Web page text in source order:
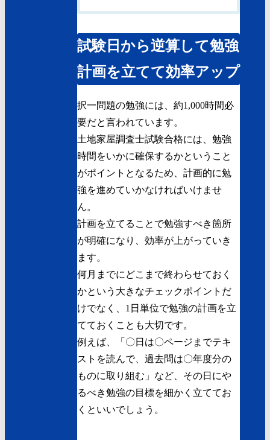
試験日から逆算して勉強
計画を立てて効率アップ
択一問題の勉強には、約1,000時間必
要だと言われています。
土地家屋調査士試験合格には、勉強
時間をいかに確保するかということ
がポイントとなるため、計画的に勉
強を進めていかなければいけませ
ん。
計画を立てることで勉強すべき箇所
が明確になり、効率が上がっていき
ます。
何月までにどこまで終わらせておく
かという大きなチェックポイントだ
けでなく、1日単位で勉強の計画を立
てておくことも大切です。
例えば、「〇日は〇ページまでテキ
ストを読んで、過去問は〇年度分の
ものに取り組む」など、その日にや
るべき勉強の目標を細かく立ててお
くといいでしょう。